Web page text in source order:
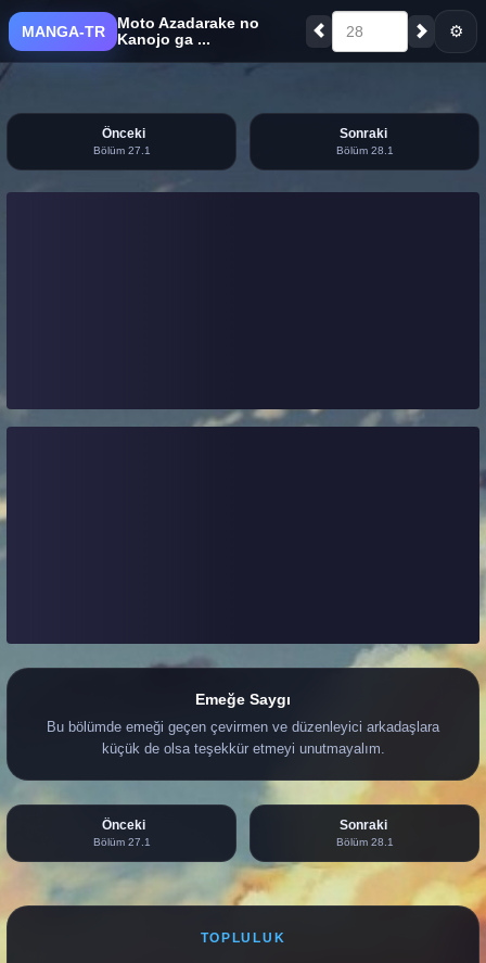
MANGA-TR
Moto Azadarake no
Kanojo ga ...
28 ⚙
Önceki
Bölüm 27.1
Sonraki
Bölüm 28.1
Emeğe Saygı
Bu bölümde emeği geçen çevirmen ve düzenleyici arkadaşlara
küçük de olsa teşekkür etmeyi unutmayalım.
Önceki
Bölüm 27.1
Sonraki
Bölüm 28.1
TOPLULUK